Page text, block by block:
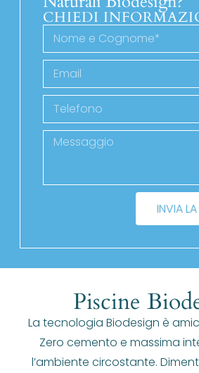
CHIEDI
INVIA
Piscine
La tecnologia Biodesign è
Zero cemento e massima
l’ambiente circostante.